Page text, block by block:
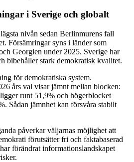
i Sverige och globalt
nivån sedan Berlinmurens fall
Försämringar syns i länder som
Georgien under 2025. Sverige har
bibehåller stark demokratisk kvalitet.
för demokratiska system.
års val visar jämnt mellan blocken:
runt 51,9% och högerblocket
Sådan jämnhet kan försvåra stabilt
påverkar väljarnas möjlighet att
förutsätter fri och faktabaserad
förändrat informationslandskapet